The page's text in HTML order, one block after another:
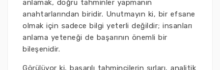
anlamak, doğru tahminler yapmanın
anahtarlarından biridir. Unutmayın ki, bir efsane
olmak için sadece bilgi yeterli değildir; insanları
anlama yeteneği de başarının önemli bir
bileşenidir.
Görülüyor ki, başarılı tahmincilerin sırları, analitik